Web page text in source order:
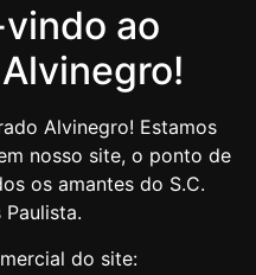
ao
Alvinegro! Estamos
nosso site, o ponto de
os amantes do S.C.
do site: